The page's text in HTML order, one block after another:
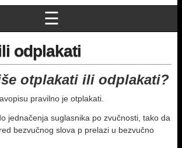
☰
odplakati
otplakati ili odplakati?
pravilno je otplakati.
jednačenja suglasnika po zvučnosti, tako da
bezvučnog slova p prelazi u bezvučno